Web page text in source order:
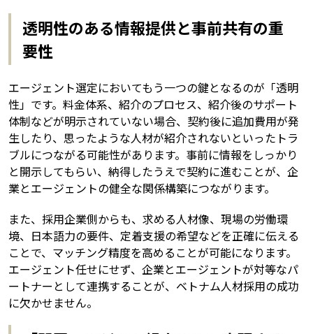
透明性のある情報提供と事前共有の重
要性
エージェント選定においてもう一つの鍵となるのが「透明
性」です。料金体系、紹介のプロセス、紹介後のサポート
体制などが明示されていない場合、契約後に追加費用が発
生したり、思ったような人材が紹介されないといったトラ
ブルにつながる可能性があります。事前に情報をしっかり
と開示してもらい、納得したうえで契約に進むことが、企
業とエージェントの健全な関係構築につながります。
また、採用企業側からも、求める人材像、現場の労働環
境、日本語力の要件、定着支援の希望などを正確に伝える
ことで、マッチング精度を高めることが可能になります。
エージェント任せにせず、企業とエージェントが対等なパ
ートナーとして連携することが、ベトナム人材採用の成功
に欠かせません。